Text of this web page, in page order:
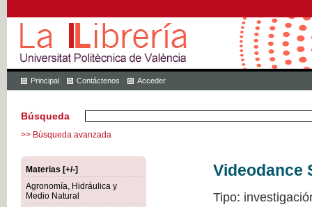
Principal Contáctenos Acceder
Búsqueda
>> Búsqueda avanzada
Materias [+/-]
Agronomía, Hidráulica y
Medio Natural
Videodance
Tipo: